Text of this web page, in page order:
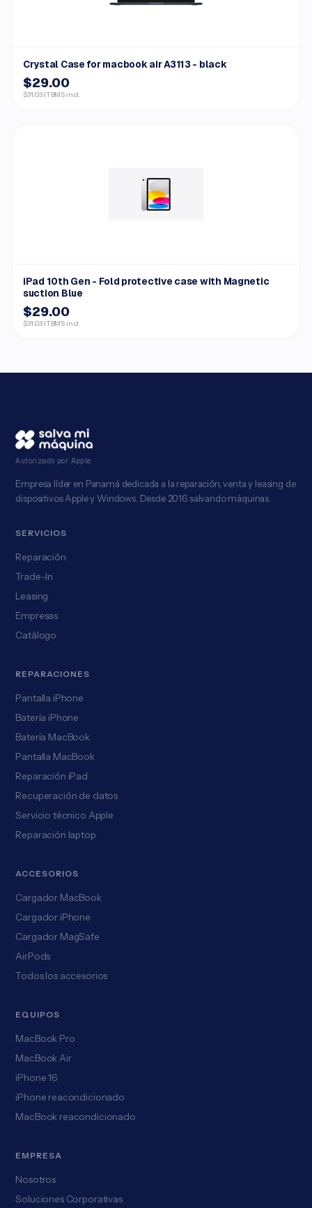
Crystal Case for macbook air A3113 - black
$29.00
$31.03 ITBMS incl.
iPad 10th Gen - Fold protective case with Magnetic
suction Blue
$29.00
$31.03 ITBMS incl.
Autorizado por Apple
Empresa líder en Panamá dedicada a la reparación, venta y leasing de
dispositivos Apple y Windows. Desde 2016 salvando máquinas.
SERVICIOS
Reparación
Trade-In
Leasing
Empresas
Catálogo
REPARACIONES
Pantalla iPhone
Batería iPhone
Batería MacBook
Pantalla MacBook
Reparación iPad
Recuperación de datos
Servicio técnico Apple
Reparación laptop
ACCESORIOS
Cargador MacBook
Cargador iPhone
Cargador MagSafe
AirPods
Todos los accesorios
EQUIPOS
MacBook Pro
MacBook Air
iPhone 16
iPhone reacondicionado
MacBook reacondicionado
EMPRESA
Nosotros
Soluciones Corporativas